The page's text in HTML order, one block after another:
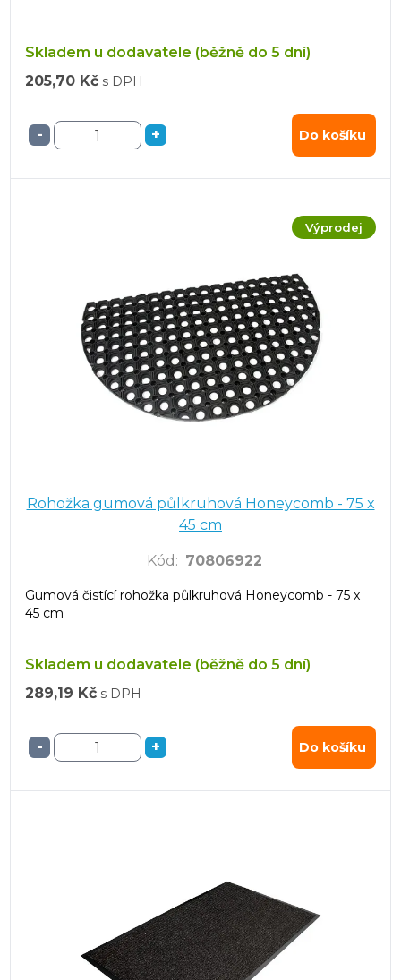
Skladem u dodavatele (běžně do 5 dní)
205,70 Kč s DPH
- + Do košíku
Výprodej
Rohožka gumová půlkruhová Honeycomb - 75 x
45 cm
Kód : 70806922
Gumová čistící rohožka půlkruhová Honeycomb - 75 x
45 cm
Skladem u dodavatele (běžně do 5 dní)
289,19 Kč s DPH
- + Do košíku